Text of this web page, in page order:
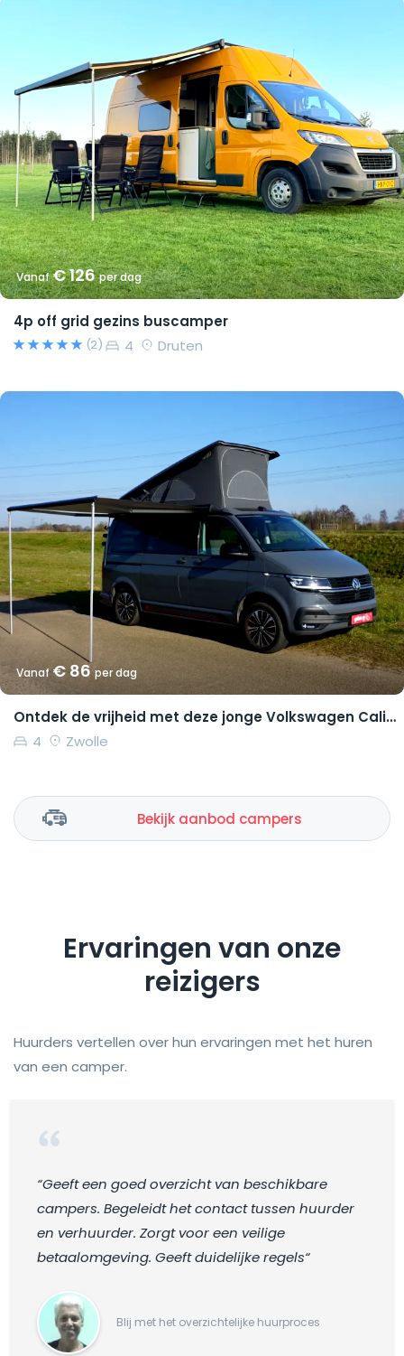
Vanaf€ 126per dag
4p off grid gezins buscamper
(2) 4 Druten
Vanaf€ 86per dag
Ontdek de vrijheid met deze jonge Volkswagen California Coast
4
Zwolle
Bekijk aanbod campers
Ervaringen van onze
reizigers
Huurders vertellen over hun ervaringen met het huren
van een camper.
“Geeft een goed overzicht van beschikbare
campers. Begeleidt het contact tussen huurder
en verhuurder. Zorgt voor een veilige
betaalomgeving. Geeft duidelijke regels“
Blij met het overzichtelijke huurproces